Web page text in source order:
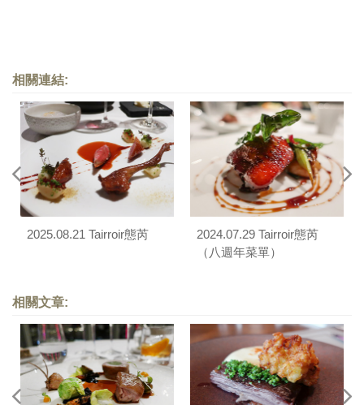
相關連結:
2025.08.21 Tairroir態芮
2024.07.29 Tairroir態芮
（八週年菜單）
相關文章: